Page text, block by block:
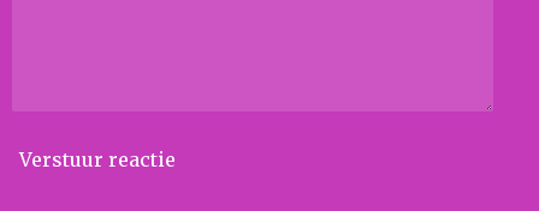
Verstuur reactie